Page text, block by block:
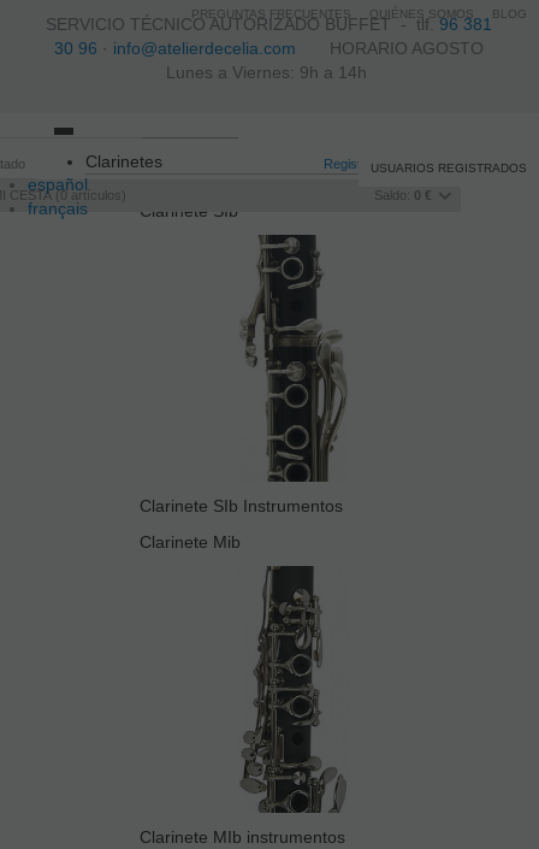
SERVICIO TÉCNICO AUTORIZADO BUFFET -tlf.96 381
30 96 · info@atelierdecelia.com HORARIO AGOSTO
Lunes a Viernes: 9h a 14h
español
français
Registro /Iniciar sesión
CESTA 0 artículos Saldo: 0 €
USUARIOS REGISTRADOS
navigation
Clarinetes
Clarinete SIb
Clarinete SIb Instrumentos
Clarinete Mib
Clarinete MIb instrumentos
PREGUNTAS FRECUENTES QUIÉNES SOMOS BLOG